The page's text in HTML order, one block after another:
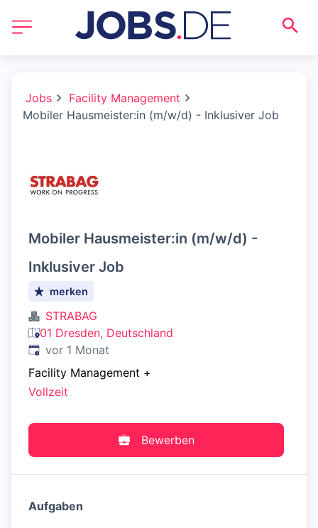
Jobs
Facility Management
Mobiler Hausmeister:in (m/w/d) - Inklusiver Job
Mobiler Hausmeister:in (m/w/d) -
Inklusiver Job
merken
STRABAG
01 Dresden, Deutschland
Veröffentlicht:
vor 1 Monat
Facility Management +
Vollzeit
Bewerben
Aufgaben